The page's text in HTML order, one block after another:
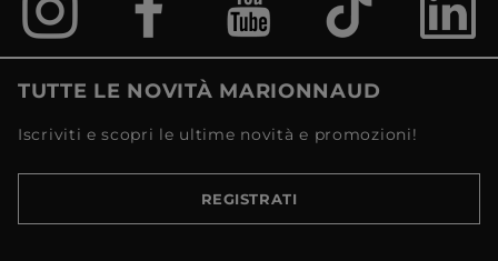
TUTTE LE NOVITÀ MARIONNAUD
Iscriviti e scopri le ultime novità e promozioni!
REGISTRATI